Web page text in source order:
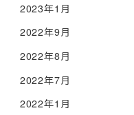
2023年1月
2022年9月
2022年8月
2022年7月
2022年1月